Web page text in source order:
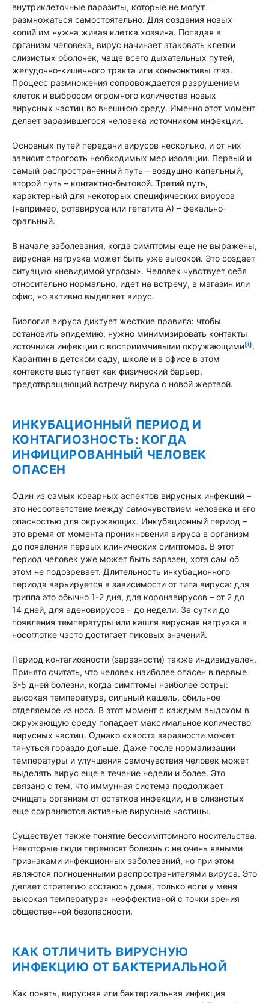
внутриклеточные паразиты, которые не могут
размножаться самостоятельно. Для создания новых
копий им нужна живая клетка хозяина. Попадая в
организм человека, вирус начинает атаковать клетки
слизистых оболочек, чаще всего дыхательных путей,
желудочно-кишечного тракта или конъюнктивы глаз.
Процесс размножения сопровождается разрушением
клеток и выбросом огромного количества новых
вирусных частиц во внешнюю среду. Именно этот момент
делает заразившегося человека источником инфекции.
Основных путей передачи вирусов несколько, и от них
зависит строгость необходимых мер изоляции. Первый и
самый распространенный путь – воздушно-капельный,
второй путь – контактно-бытовой. Третий путь,
характерный для некоторых специфических вирусов
(например, ротавируса или гепатита А) – фекально-
оральный.
В начале заболевания, когда симптомы еще не выражены,
вирусная нагрузка может быть уже высокой. Это создает
ситуацию «невидимой угрозы». Человек чувствует себя
относительно нормально, идет на встречу, в магазин или
офис, но активно выделяет вирус.
Биология вируса диктует жесткие правила: чтобы
остановить эпидемию, нужно минимизировать контакты
источника инфекции с восприимчивыми окружающими[i].
Карантин в детском саду, школе и в офисе в этом
контексте выступает как физический барьер,
предотвращающий встречу вируса с новой жертвой.
ИНКУБАЦИОННЫЙ ПЕРИОД И
КОНТАГИОЗНОСТЬ: КОГДА
ИНФИЦИРОВАННЫЙ ЧЕЛОВЕК
ОПАСЕН
Один из самых коварных аспектов вирусных инфекций –
это несоответствие между самочувствием человека и его
опасностью для окружающих. Инкубационный период –
это время от момента проникновения вируса в организм
до появления первых клинических симптомов. В этот
период человек уже может быть заразен, хотя сам об
этом не подозревает. Длительность инкубационного
периода варьируется в зависимости от типа вируса: для
гриппа это обычно 1-2 дня, для коронавирусов – от 2 до
14 дней, для аденовирусов – до недели. За сутки до
появления температуры или кашля вирусная нагрузка в
носоглотке часто достигает пиковых значений.
Период контагиозности (заразности) также индивидуален.
Принято считать, что человек наиболее опасен в первые
3-5 дней болезни, когда симптомы наиболее остры:
высокая температура, сильный кашель, обильное
отделяемое из носа. В этот момент с каждым выдохом в
окружающую среду попадает максимальное количество
вирусных частиц. Однако «хвост» заразности может
тянуться гораздо дольше. Даже после нормализации
температуры и улучшения самочувствия человек может
выделять вирус еще в течение недели и более. Это
связано с тем, что иммунная система продолжает
очищать организм от остатков инфекции, и в слизистых
еще сохраняются активные вирусные частицы.
Существует также понятие бессимптомного носительства.
Некоторые люди переносят болезнь c не очень явными
признаками инфекционных заболеваний, но при этом
являются полноценными распространителями вируса. Это
делает стратегию «остаюсь дома, только если у меня
высокая температура» неэффективной с точки зрения
общественной безопасности.
КАК ОТЛИЧИТЬ ВИРУСНУЮ
ИНФЕКЦИЮ ОТ БАКТЕРИАЛЬНОЙ
Как понять, вирусная или бактериальная инфекция